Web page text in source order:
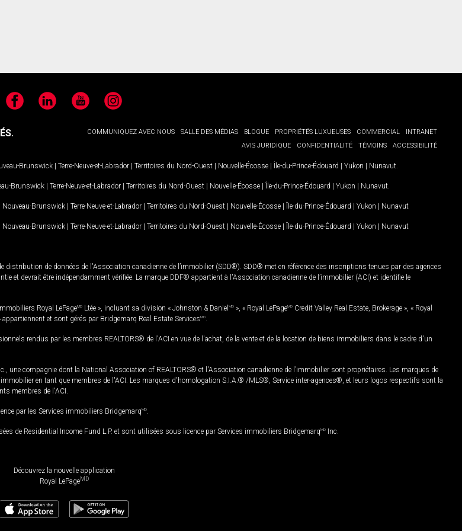
FacebookLinkedIn YouTubeInstagram
COMMUNIQUEZ AVEC NOUS SALLE DES MÉDIAS BLOGUE PROPRIÉTÉS LUXUEUSES COMMERCIAL
INTRANET
AVIS JURIDIQUE
CONFIDENTIALITÉ TÉMOINS ACCESSIBILITÉ
Brunswick | Terre-Neuve-et-Labrador | Territoires du Nord-Ouest | Nouvelle-Écosse | Île-du-Prince-Édouard | Yukon | Nunavut
Brunswick | Terre-Neuve-et-Labrador | Territoires du Nord-Ouest | Nouvelle-Écosse | Île-du-Prince-Édouard | Yukon | Nunavut
Nouveau-Brunswick | Terre-Neuve-et-Labrador | Territoires du Nord-Ouest | Nouvelle-Écosse | Île-du-Prince-Édouard | Yukon | Nunavut
Nouveau-Brunswick | Terre-Neuve-et-Labrador | Territoires du Nord-Ouest | Nouvelle-Écosse | Île-du-Prince-Édouard | Yukon | Nunavut
distribution de données de l'Association canadienne de l’immobilier (SDD®). SDD® met en référence des inscriptions tenues par des agences
et devrait être indépendamment vérifiée. La marque DDF® appartient à l'Association canadienne de l’immobilier (ACI) et identifie le
Royal LePageMD Ltée », incluant sa division « Johnston & Daniel MD », « Royal LePageMD Credit Valley Real Estate, Brokerage », « Royal
et sont gérés par Bridgemarq Real Estate ServicesMD
rendus par les membres REALTORS® de l'ACI en vue de l'achat, de la vente et de la location de biens immobiliers dans le cadre d'un
une compagnie dont la National Association of REALTORS® et l'Association canadienne de l’immobilier sont propriétaires. Les marques de
en tant que membres de l'ACI. Les marques d'homologation S.I.A.® /MLS®, Service inter-agences®, et leurs logos respectifs sont la
membres de l'ACI.
par les Services immobiliers BridgemarqMD
de Residential Income Fund L.P. et sont utilisées sous licence par Services immobiliers BridgemarqMD Inc.
Découvrez la nouvelle application
Royal LePageMD